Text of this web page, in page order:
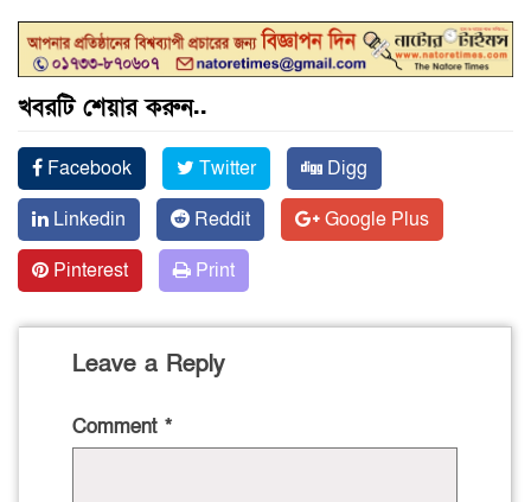
খবরটি শেয়ার করুন..
Facebook Twitter
Digg
Linkedin
Reddit
Google Plus
Pinterest
Print
Leave a Reply
Comment *